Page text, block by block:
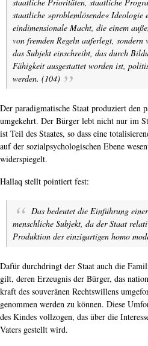
staatliche »problemlösende« Ideologie
eindimensionale Macht, die einem
von fremden Regeln auferlegt,
das Subjekt einschreibt, das durch
Fähigkeit ausgestattet worden ist,
werden. (104)
Der paradigmatische Staat produziert den
umgekehrt. Der Bürger lebt nicht nur im
ist Teil des Staates, so dass eine
auf der sozialpsychologischen Ebene
widerspiegelt.
Hallaq stellt pointiert fest:
Das bedeutet die Einführung
menschliche Subjekt, da der Staat
Produktion des einzigartigen homo
Dafür durchdringt der Staat auch die
gilt, deren Erzeugnis der Bürger, das
kraft des souveränen Rechtswillens
genommen werden zu können. Diese
des Kindes vollzogen, das über die
Vaters gestellt wird.